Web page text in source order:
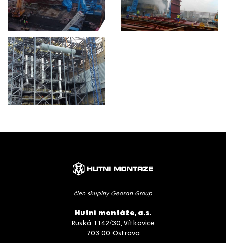
člen skupiny Geosan Group
Hutní montáže, a.s.
Ruská 1142/30, Vítkovice
703 00 Ostrava